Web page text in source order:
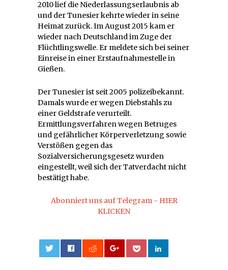
2010 lief die Niederlassungserlaubnis ab
und der Tunesier kehrte wieder in seine
Heimat zurück. Im August 2015 kam er
wieder nach Deutschland im Zuge der
Flüchtlingswelle. Er meldete sich bei seiner
Einreise in einer Erstaufnahmestelle in
Gießen.
Der Tunesier ist seit 2005 polizeibekannt.
Damals wurde er wegen Diebstahls zu
einer Geldstrafe verurteilt.
Ermittlungsverfahren wegen Betruges
und gefährlicher Körperverletzung sowie
Verstößen gegen das
Sozialversicherungsgesetz wurden
eingestellt, weil sich der Tatverdacht nicht
bestätigt habe.
Abonniert uns auf Telegram - HIER
KLICKEN